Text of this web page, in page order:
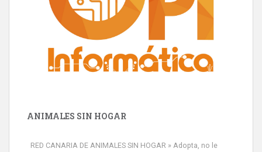
ANIMALES SIN HOGAR
RED CANARIA DE ANIMALES SIN HOGAR » Adopta, no le